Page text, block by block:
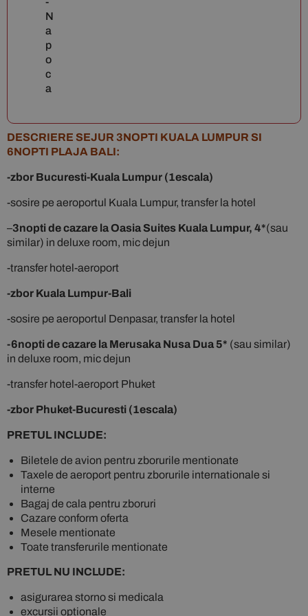
DESCRIERE SEJUR 3NOPTI KUALA LUMPUR SI
6NOPTI PLAJA BALI:
-zbor Bucuresti-Kuala Lumpur (1escala)
-sosire pe aeroportul Kuala Lumpur, transfer la hotel
–3nopti de cazare la Oasia Suites Kuala Lumpur, 4*(sau
similar) in deluxe room, mic dejun
-transfer hotel-aeroport
-zbor Kuala Lumpur-Bali
-sosire pe aeroportul Denpasar, transfer la hotel
-6nopti de cazare la Merusaka Nusa Dua 5* (sau similar)
in deluxe room, mic dejun
-transfer hotel-aeroport Phuket
-zbor Phuket-Bucuresti (1escala)
PRETUL INCLUDE:
Biletele de avion pentru zborurile mentionate
Taxele de aeroport pentru zborurile internationale si
interne
Bagaj de cala pentru zboruri
Cazare conform oferta
Mesele mentionate
Toate transferurile mentionate
PRETUL NU INCLUDE:
asigurarea storno si medicala
excursii optionale
N
a
p
o
c
a